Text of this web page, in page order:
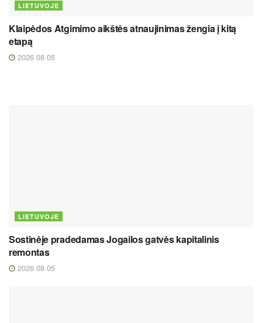
LIETUVOJE
Klaipėdos Atgimimo aikštės atnaujinimas žengia į kitą
etapą
2026 08 05
LIETUVOJE
Sostinėje pradedamas Jogailos gatvės kapitalinis
remontas
2026 08 05